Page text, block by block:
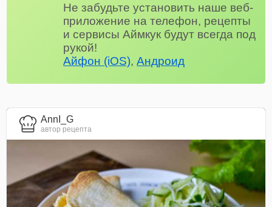
Не забудьте установить наше веб-
приложение на телефон, рецепты
и сервисы Аймкук будут всегда под
рукой!
Айфон (iOS),Андроид
AnnI_G
автор рецепта